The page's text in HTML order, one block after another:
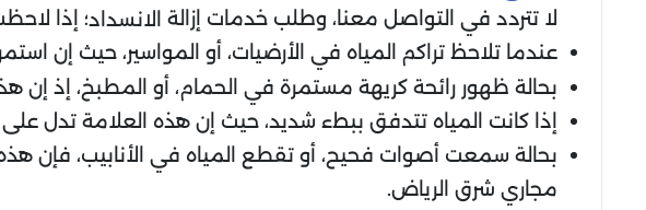
لا تتردد في التواصل معنا، وطلب خدمات إزالة الانسداد؛ إذا
عندما تلاحظ تراكم المياه في الأرضيات، أو المواسير، حيث إن
بحالة ظهور رائحة كريهة مستمرة في الحمام، أو المطبخ، إذ إن
إذا كانت المياه تتدفق ببطء شديد، حيث إن هذه العلامة تدل
بحالة سمعت أصوات فحيح، أو تقطع المياه في الأنابيب، فإن
مجاري شرق الرياض.